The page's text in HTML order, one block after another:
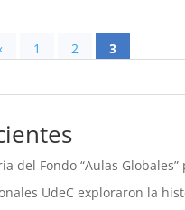
1 2 3
del Fondo “Aulas
UdeC exploraron la